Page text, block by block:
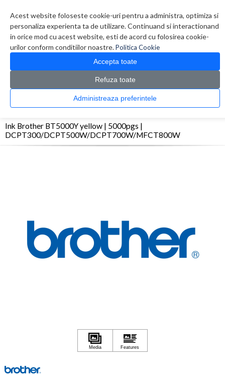
Acest website foloseste cookie-uri pentru a administra, optimiza si
personaliza experienta ta de utilizare. Continuand si interactionand
in orice mod cu acest website, esti de acord cu folosirea cookie-
urilor conform conditiilor noastre.Politica Cookie
Accepta toate
Refuza toate
Administreaza preferintele
0 produs(e)
CATALOG PRODUSE
Consumabile originale > Inkjet > Ink Brother BT5000Y yellow |
Ink Brother BT5000Y yellow | 5000pgs |
DCPT300/DCPT500W/DCPT700W/MFCT800W